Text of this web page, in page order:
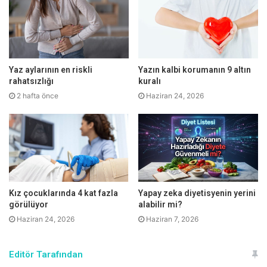
beslenmenin en sağlıklı beslenme biçimi olduğunu
gösteriyor. Beslenmenin mutlaka Akdeniz tarzı
beslenmeye dönmesi gerekir” diyor.
Yaz aylarının en riskli
rahatsızlığı
2 hafta önce
Yazın kalbi korumanın 9 altın
kuralı
Haziran 24, 2026
Kız çocuklarında 4 kat fazla
görülüyor
Haziran 24, 2026
Yapay zeka diyetisyenin yerini
alabilir mi?
Haziran 7, 2026
Editör Tarafından